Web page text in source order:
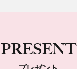
PRESENT